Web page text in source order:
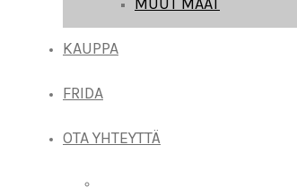
KAUPPA
FRIDA
OTA YHTEYTTÄ